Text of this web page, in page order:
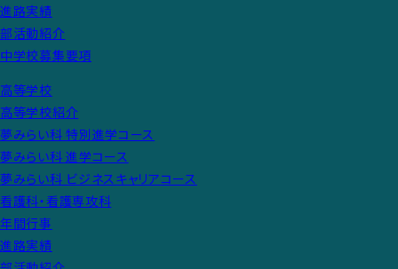
進路実績
部活動紹介
中学校募集要項
高等学校
高等学校紹介
夢みらい科 特別進学コース
夢みらい科 進学コース
夢みらい科 ビジネスキャリアコース
看護科・看護専攻科
年間行事
進路実績